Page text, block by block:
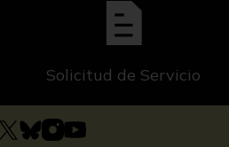
Solicitud de Servicio